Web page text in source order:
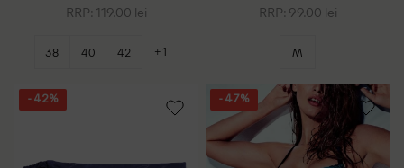
RRP: 119.00 lei
38 40 42 +1
RRP: 99.00 lei
M
- 42% - 47%